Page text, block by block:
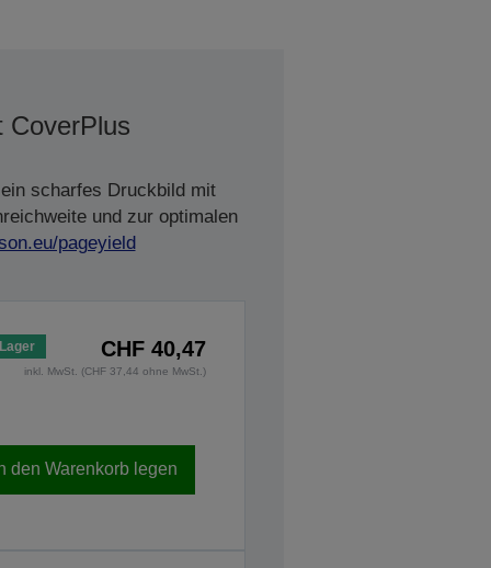
CoverPlus
scharfes Druckbild mit
und zur optimalen
pageyield
CHF 40,47
inkl. MwSt. (CHF 37,44 ohne MwSt.)
den Warenkorb legen